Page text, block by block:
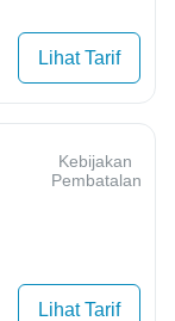
Lihat Tarif
Kebijakan
Pembatalan
Lihat Tarif